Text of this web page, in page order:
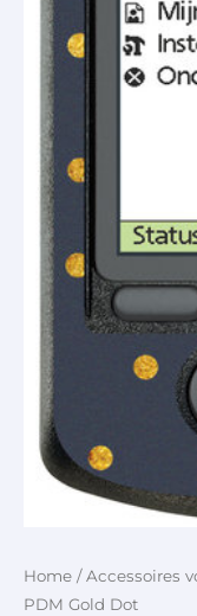
Home /Accessoires
PDM Gold Dot